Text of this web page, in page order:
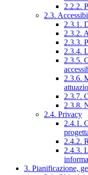
2.2.2.
2.3.
2.3.1.
2.3.2.
2.3.3.
2.3.4.
2.3.5.
2.3.6.
2.3.7.
2.3.8.
2.4. Privacy
2.4.1.
2.4.2.
2.4.3.
3. Pianificazione,